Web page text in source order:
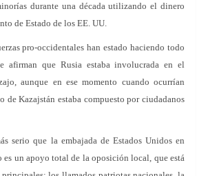
durante una década utilizando el dinero
de Estado de los EE. UU.
pro-occidentales han estado haciendo todo
afirman que Rusia estaba involucrada en el
aunque en ese momento cuando ocurrían
de Kazajstán estaba compuesto por ciudadanos
serio que la embajada de Estados Unidos en
es un apoyo total de la oposición local, que está